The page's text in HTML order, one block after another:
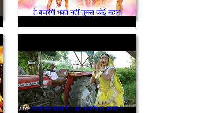
हे बजरंगी भक्त नहीं तुमसा कोई महान
सालासर वाला रै - ओ अंजनी रा लाला रै